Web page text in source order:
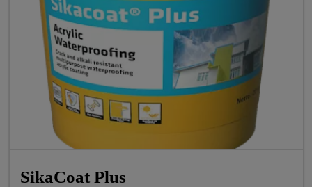
SikaCoat Plus